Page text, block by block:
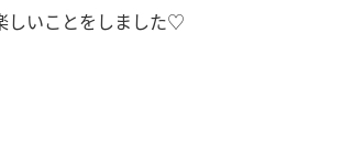
しいことをしました♡